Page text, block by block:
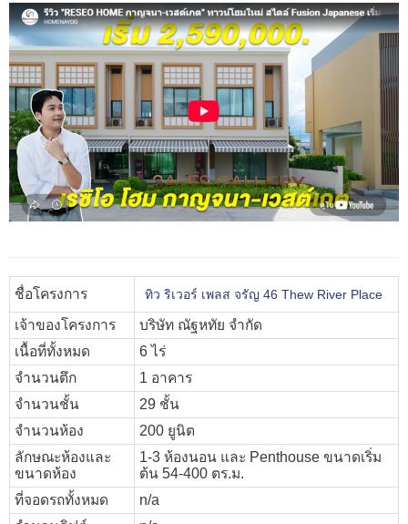
ชื่อโครงการ ทิว ริเวอร์ เพลส จรัญ 46 Thew River Place
เจ้าของโครงการ
บริษัท ณัฐหทัย จำกัด
เนื้อที่ทั้งหมด
6 ไร่
จำนวนตึก
1 อาคาร
จำนวนชั้น
29 ชั้น
จำนวนห้อง
200 ยูนิต
ลักษณะห้องและ
ขนาดห้อง
1-3 ห้องนอน และ Penthouse ขนาดเริ่ม
ต้น 54-400 ตร.ม.
ที่จอดรถทั้งหมด
n/a